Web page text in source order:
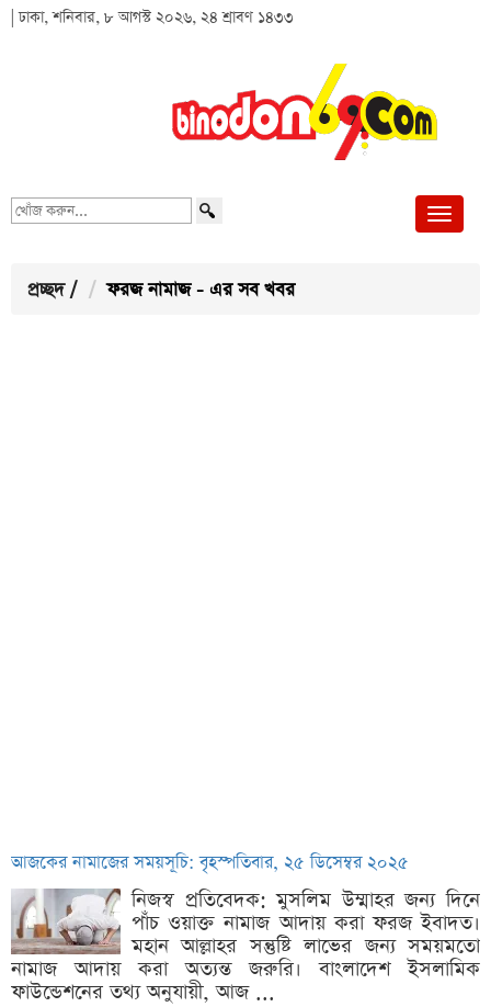
| ঢাকা, শনিবার, ৮ আগস্ট ২০২৬, ২৪ শ্রাবণ ১৪৩৩
খোঁজ
প্রচ্ছদ / ফরজ নামাজ - এর সব খবর
আজকের নামাজের সময়সূচি: বৃহস্পতিবার, ২৫ ডিসেম্বর ২০২৫
নিজস্ব প্রতিবেদক: মুসলিম উম্মাহর জন্য দিনে
পাঁচ ওয়াক্ত নামাজ আদায় করা ফরজ ইবাদত।
মহান আল্লাহর সন্তুষ্টি লাভের জন্য সময়মতো
নামাজ আদায় করা অত্যন্ত জরুরি। বাংলাদেশ ইসলামিক
ফাউন্ডেশনের তথ্য অনুযায়ী, আজ ...